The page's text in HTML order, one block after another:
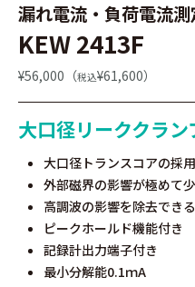
漏れ電流・負荷電流
KEW 2413F
¥56,000（税込¥61,600）
大口径リーククラン
大口径トランスコアの採
外部磁界の影響が極めて
高調波の影響を除去でき
ピークホールド機能付き
記録計出力端子付き
最小分解能0.1ｍA